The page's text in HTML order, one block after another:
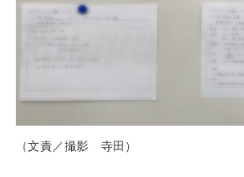
（文責／撮影 寺田）